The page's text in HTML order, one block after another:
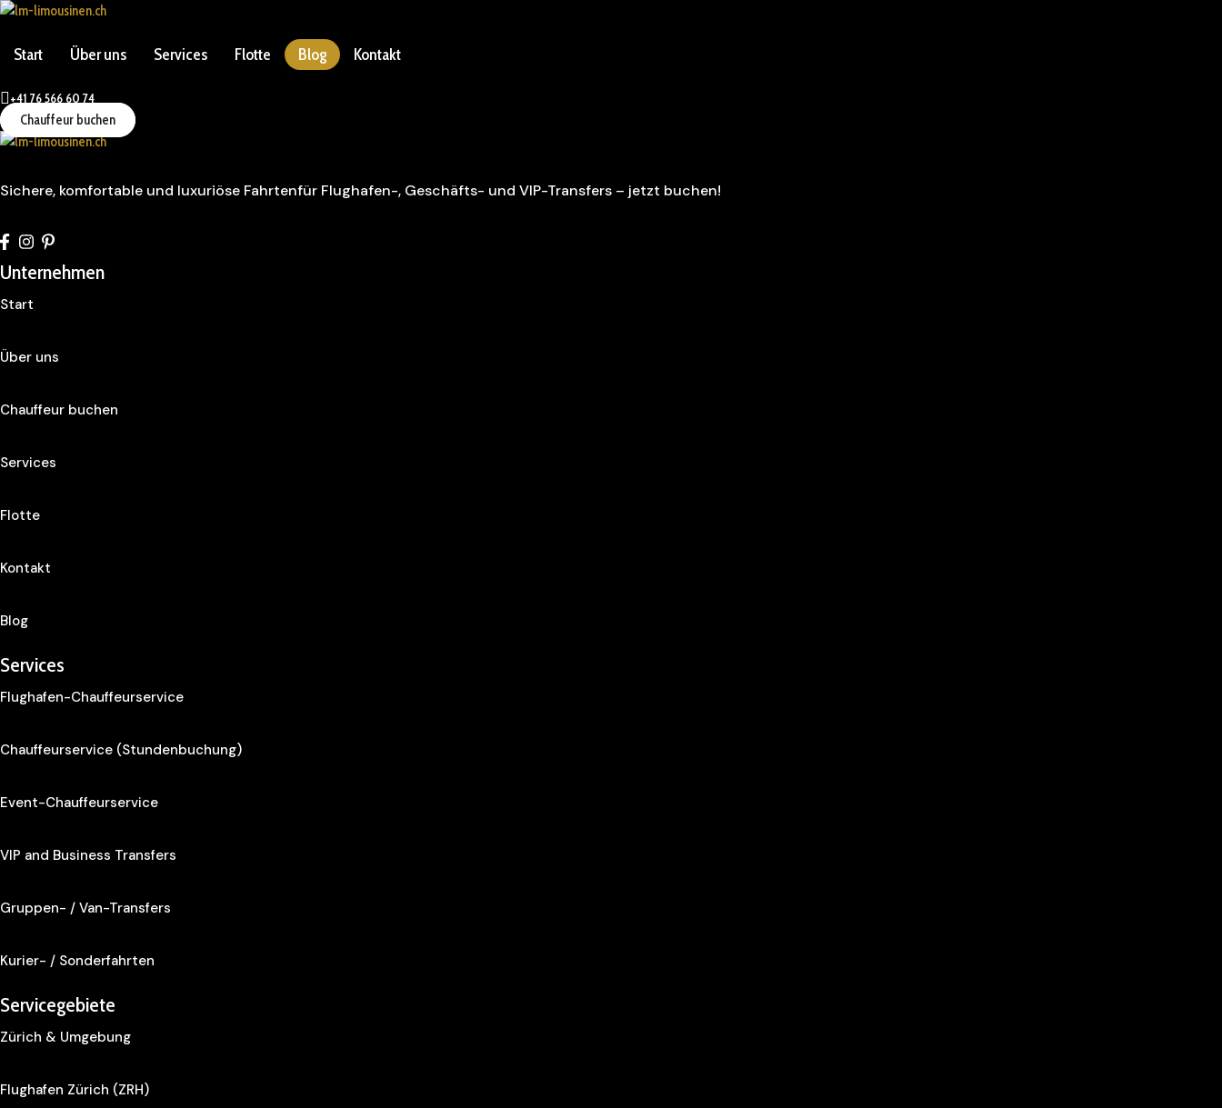
Start Über uns Services Flotte Blog Kontakt
+41 76 566 60 74
Chauffeur buchen
Sichere, komfortable und luxuriöse Fahrtenfür Flughafen-, Geschäfts- und VIP-Transfers – jetzt buchen!
Unternehmen
Start
Über uns
Chauffeur buchen
Services
Flotte
Kontakt
Blog
Services
Flughafen-Chauffeurservice
Chauffeurservice (Stundenbuchung)
Event-Chauffeurservice
VIP and Business Transfers
Gruppen- / Van-Transfers
Kurier- / Sonderfahrten
Servicegebiete
Zürich & Umgebung
Flughafen Zürich (ZRH)